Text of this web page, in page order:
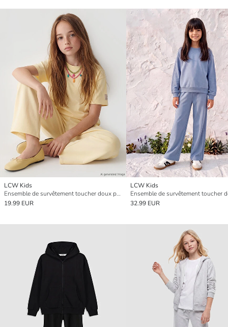
LCW Kids
Ensemble de survêtement toucher doux pour filles
19.99 EUR
LCW Kids
32.99 EUR